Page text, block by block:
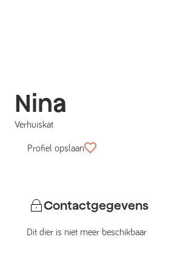
Nina
Verhuiskat
Profiel opslaan
Contactgegevens
Dit dier is niet meer beschikbaar